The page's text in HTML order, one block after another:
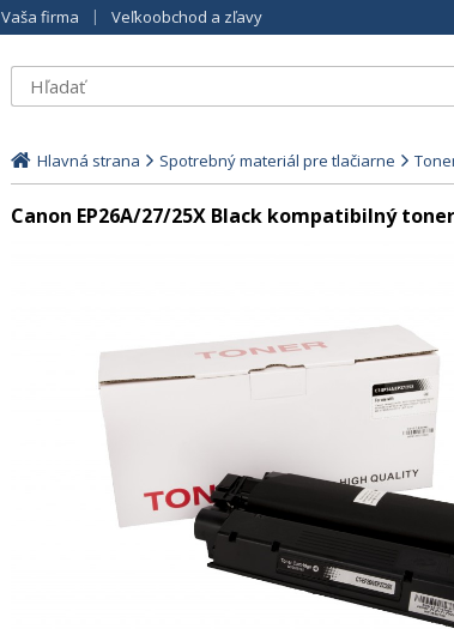
Vaša firma Veľkoobchod a zľavy
Hlavná strana Spotrebný materiál pre tlačiarne
Canon EP26A/27/25X Black kompatibilný